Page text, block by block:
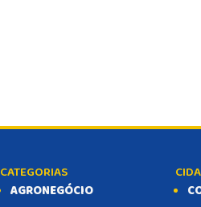
CATEGORIAS
AGRONEGÓCIO